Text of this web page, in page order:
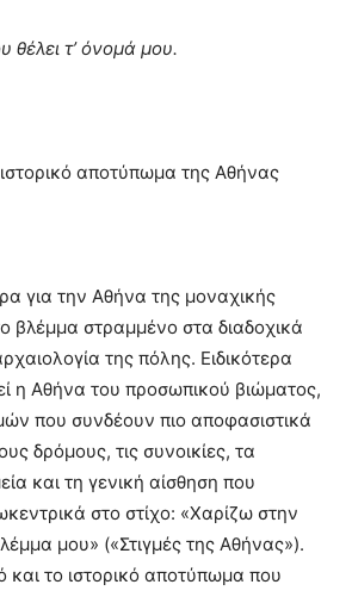
θέλει τ’ όνομά μου.
αποτύπωμα της Αθήνας
για την Αθήνα της μοναχικής
βλέμμα στραμμένο στα διαδοχικά
της πόλης. Ειδικότερα
η Αθήνα του προσωπικού βιώματος,
που συνδέουν πιο αποφασιστικά
δρόμους, τις συνοικίες, τα
και τη γενική αίσθηση που
στο στίχο: «Χαρίζω στην
μου» («Στιγμές της Αθήνας»).
και το ιστορικό αποτύπωμα που